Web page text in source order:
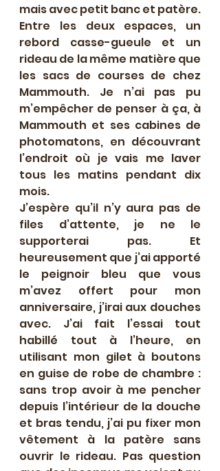
mais avec petit banc et patère.
Entre les deux espaces, un
rebord casse-gueule et un
rideau de la même matière que
les sacs de courses de chez
Mammouth. Je n’ai pas pu
m’empêcher de penser à ça, à
Mammouth et ses cabines de
photomatons, en découvrant
l’endroit où je vais me laver
tous les matins pendant dix
mois.
J’espère qu’il n’y aura pas de
files d’attente, je ne le
supporterai pas. Et
heureusement que j’ai apporté
le peignoir bleu que vous
m’avez offert pour mon
anniversaire, j’irai aux douches
avec. J’ai fait l’essai tout
habillé tout à l’heure, en
utilisant mon gilet à boutons
en guise de robe de chambre :
sans trop avoir à me pencher
depuis l’intérieur de la douche
et bras tendu, j’ai pu fixer mon
vêtement à la patère sans
ouvrir le rideau. Pas question